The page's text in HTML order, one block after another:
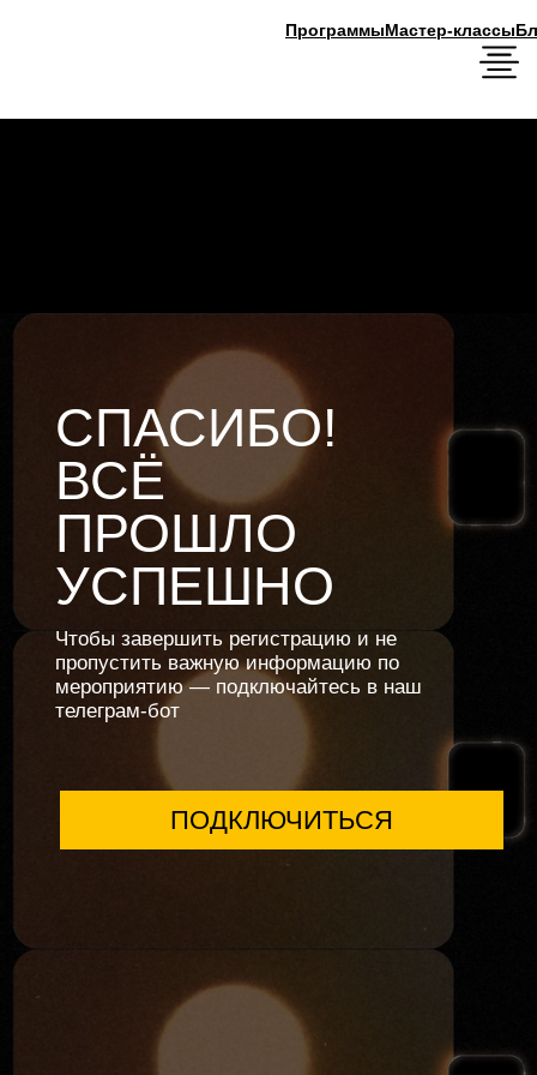
Мастер-классы Блог
СПАСИБО!
ПРОШЛО
УСПЕШНО
ПОДКЛЮЧИТЬСЯ
Чтобы завершить регистрацию и не
пропустить важную информацию по
мероприятию — подключайтесь в наш